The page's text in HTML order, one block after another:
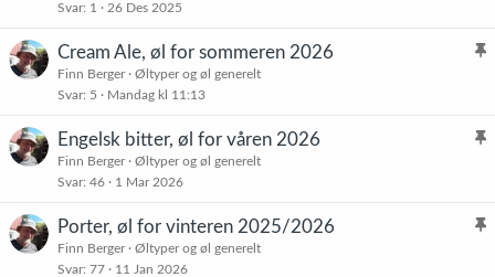
t
Svar 1 26 Des 2025
K
t
Cream Ale, øl for sommeren 2026
Finn Berger
Øltyper og øl generelt
Svar 5 Mandag kl 11:13
K
t
Engelsk bitter, øl for våren 2026
Finn Berger
Øltyper og øl generelt
Svar 46 1 Mar 2026
K
Porter, øl for vinteren 2025/2026
Finn Berger
Øltyper og øl generelt
Svar 77 11 Jan 2026